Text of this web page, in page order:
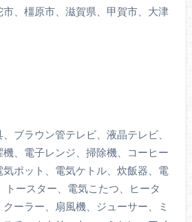
、橿原市、滋賀県、甲賀市、大津
ブラウン管テレビ、液晶テレビ、
、電子レンジ、掃除機、コーヒー
気ポット、電気ケトル、炊飯器、電
トースター、電気こたつ、ヒータ
ーラー、扇風機、ジューサー、ミ